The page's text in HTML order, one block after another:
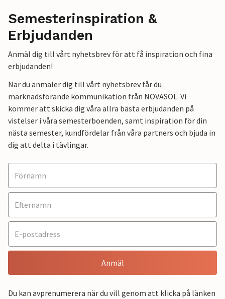
Semesterinspiration &
Erbjudanden
Anmäl dig till vårt nyhetsbrev för att få inspiration och fina
erbjudanden!
När du anmäler dig till vårt nyhetsbrev får du
marknadsförande kommunikation från NOVASOL. Vi
kommer att skicka dig våra allra bästa erbjudanden på
vistelser i våra semesterboenden, samt inspiration för din
nästa semester, kundfördelar från våra partners och bjuda in
dig att delta i tävlingar.
Anmäl
Du kan avprenumerera när du vill genom att klicka på länken